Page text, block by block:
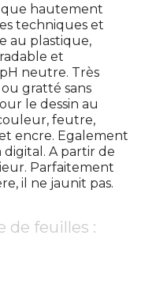
hautement
techniques et
au plastique,
et
neutre. Très
gratté sans
le dessin au
feutre,
encre. Egalement
A partir de
Parfaitement
il ne jaunit pas.
de feuilles :